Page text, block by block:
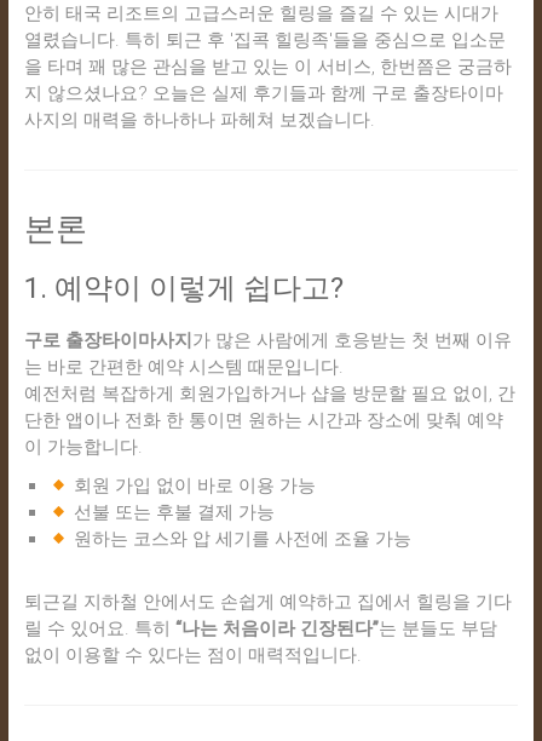
안히 태국 리조트의 고급스러운 힐링을 즐길 수 있는 시대가
열렸습니다. 특히 퇴근 후 '집콕 힐링족'들을 중심으로 입소문
을 타며 꽤 많은 관심을 받고 있는 이 서비스, 한번쯤은 궁금하
지 않으셨나요? 오늘은 실제 후기들과 함께 구로 출장타이마
사지의 매력을 하나하나 파헤쳐 보겠습니다.
본론
1. 예약이 이렇게 쉽다고?
구로 출장타이마사지 가 많은 사람에게 호응받는 첫 번째 이유
는 바로 간편한 예약 시스템 때문입니다.
예전처럼 복잡하게 회원가입하거나 샵을 방문할 필요 없이, 간
단한 앱이나 전화 한 통이면 원하는 시간과 장소에 맞춰 예약
이 가능합니다.
회원 가입 없이 바로 이용 가능
선불 또는 후불 결제 가능
원하는 코스와 압 세기를 사전에 조율 가능
퇴근길 지하철 안에서도 손쉽게 예약하고 집에서 힐링을 기다
릴 수 있어요. 특히 “나는 처음이라 긴장된다”는 분들도 부담
없이 이용할 수 있다는 점이 매력적입니다.